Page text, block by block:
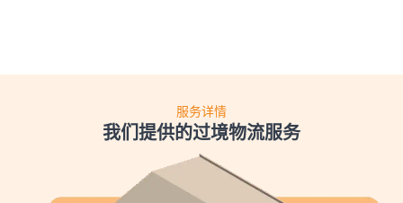
服务详情
我们提供的过境物流服务